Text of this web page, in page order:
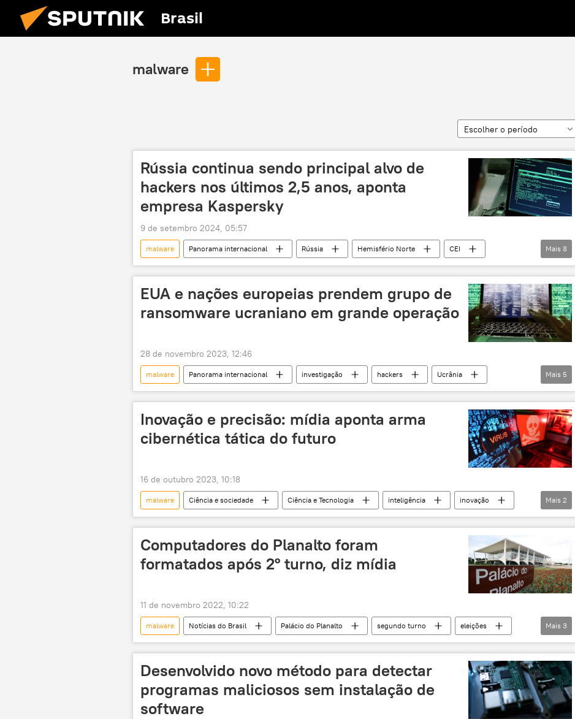
Brasil
malware
Escolher o período
Rússia continua sendo principal alvo de
hackers nos últimos 2,5 anos, aponta
empresa Kaspersky
9 de setembro 2024, 05:57
malware Panorama internacional Rússia Hemisfério Norte
CEI
Comunidade dos Estados Independentes
ataque hacker
hackers
Mais 8
EUA e nações europeias prendem grupo de
ransomware ucraniano em grande operação
28 de novembro 2023, 12:46
malware Panorama internacional investigação hackers
Ucrânia
Europa
Eurojust Europol Estados Unidos ransomware
Mais 5
Inovação e precisão: mídia aponta arma
cibernética tática do futuro
16 de outubro 2023, 10:18
malware Ciência e sociedade Ciência e Tecnologia inteligência
inovação
tecnologia
ataques
Mais 2
Computadores do Planalto foram
formatados após 2º turno, diz mídia
11 de novembro 2022, 10:22
malware Notícias do Brasil Palácio do Planalto segundo turno
eleições
computadores
Presidência da República vírus
Mais 3
Desenvolvido novo método para detectar
programas maliciosos sem instalação de
software